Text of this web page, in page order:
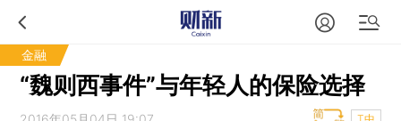
金融
“魏则西事件”与年轻人的保险选择